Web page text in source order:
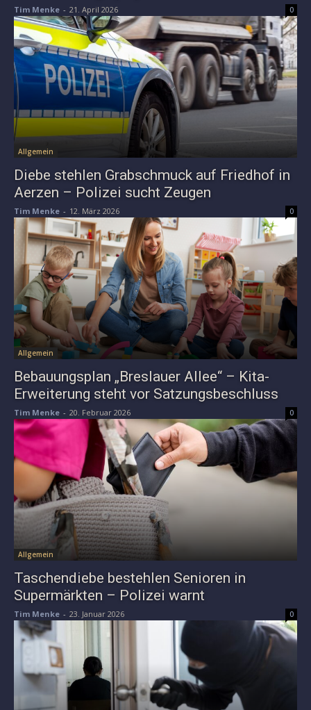
Tim Menke - 21. April 2026 0
Allgemein
Diebe stehlen Grabschmuck auf Friedhof in
Aerzen – Polizei sucht Zeugen
Tim Menke - 12. März 2026 0
Allgemein
Bebauungsplan „Breslauer Allee“ – Kita-
Erweiterung steht vor Satzungsbeschluss
Tim Menke - 20. Februar 2026 0
Allgemein
Taschendiebe bestehlen Senioren in
Supermärkten – Polizei warnt
Tim Menke - 23. Januar 2026 0